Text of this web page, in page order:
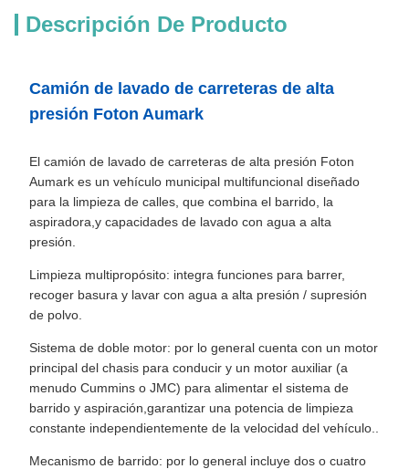
Descripción De Producto
Camión de lavado de carreteras de alta
presión Foton Aumark
El camión de lavado de carreteras de alta presión Foton
Aumark es un vehículo municipal multifuncional diseñado
para la limpieza de calles, que combina el barrido, la
aspiradora,y capacidades de lavado con agua a alta
presión.
Limpieza multipropósito: integra funciones para barrer,
recoger basura y lavar con agua a alta presión / supresión
de polvo.
Sistema de doble motor: por lo general cuenta con un motor
principal del chasis para conducir y un motor auxiliar (a
menudo Cummins o JMC) para alimentar el sistema de
barrido y aspiración,garantizar una potencia de limpieza
constante independientemente de la velocidad del vehículo..
Mecanismo de barrido: por lo general incluye dos o cuatro